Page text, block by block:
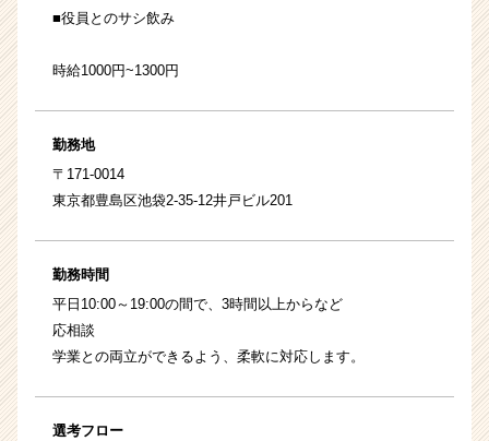
■役員とのサシ飲み
時給1000円~1300円
勤務地
〒171-0014
東京都豊島区池袋2-35-12井戸ビル201
勤務時間
平日10:00～19:00の間で、3時間以上からなど
応相談
学業との両立ができるよう、柔軟に対応します。
選考フロー